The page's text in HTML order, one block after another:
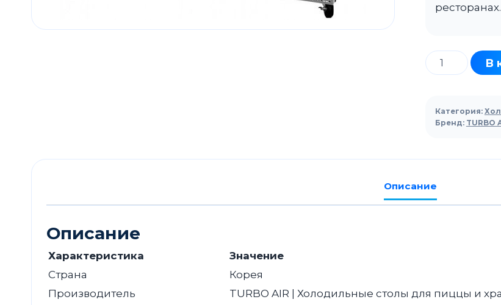
ресторанах.
Количество
товара
для
пиццы
Air
67-
2D-
В
Категория:
Бренд: TURBO
Описание
Описание
Характеристика
Значение
Страна
Корея
Производитель
TURBO AIR | Холодильные столы для пиццы и